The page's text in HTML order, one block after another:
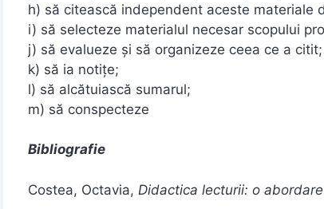
h) să citească independent aceste materiale
i) să selecteze materialul necesar scopului
j) să evalueze şi să organizeze ceea ce a citit;
k) să ia notițe;
l) să alcătuiască sumarul;
m) să conspecteze
Bibliografie
Costea, Octavia, Didactica lecturii: o